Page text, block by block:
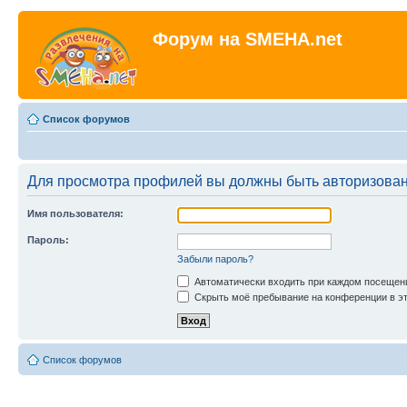
Форум на SMEHA.net
Список форумов
Для просмотра профилей вы должны быть
Имя пользователя:
Пароль:
Забыли пароль?
Автоматически входить при каждом
Скрыть моё пребывание на конференции в
Список форумов